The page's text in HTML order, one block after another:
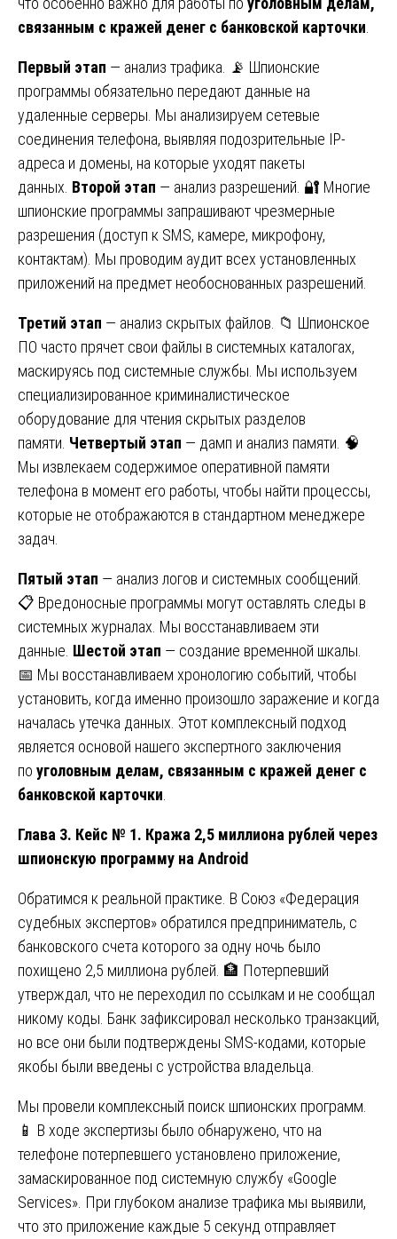
связанным с кражей денег с банковской карточки
Первый этап — анализ трафика. 📡 Шпионские
программы обязательно передают данные на
удаленные серверы. Мы анализируем сетевые
соединения телефона, выявляя подозрительные IP-
адреса и домены, на которые уходят пакеты
данных. Второй этап — анализ разрешений. 🔐 Многие
шпионские программы запрашивают чрезмерные
разрешения (доступ к SMS, камере, микрофону,
контактам). Мы проводим аудит всех установленных
приложений на предмет необоснованных разрешений.
Третий этап — анализ скрытых файлов. 📁 Шпионское
ПО часто прячет свои файлы в системных каталогах,
маскируясь под системные службы. Мы используем
специализированное криминалистическое
оборудование для чтения скрытых разделов
памяти. Четвертый этап — дамп и анализ памяти. 🧠
Мы извлекаем содержимое оперативной памяти
телефона в момент его работы, чтобы найти процессы,
которые не отображаются в стандартном менеджере
задач.
Пятый этап — анализ логов и системных сообщений.
📋 Вредоносные программы могут оставлять следы в
системных журналах. Мы восстанавливаем эти
данные. Шестой этап — создание временной шкалы.
📅 Мы восстанавливаем хронологию событий, чтобы
установить, когда именно произошло заражение и когда
началась утечка данных. Этот комплексный подход
является основой нашего экспертного заключения
по уголовным делам, связанным с кражей денег с
банковской карточки
Глава 3. Кейс № 1. Кража 2,5 миллиона рублей через
шпионскую программу на Android
Обратимся к реальной практике. В Союз «Федерация
судебных экспертов» обратился предприниматель, с
банковского счета которого за одну ночь было
похищено 2,5 миллиона рублей. 🏦 Потерпевший
утверждал, что не переходил по ссылкам и не сообщал
никому коды. Банк зафиксировал несколько транзакций,
но все они были подтверждены SMS-кодами, которые
якобы были введены с устройства владельца.
Мы провели комплексный поиск шпионских программ.
📱 В ходе экспертизы было обнаружено, что на
телефоне потерпевшего установлено приложение,
замаскированное под системную службу «Google
Services». При глубоком анализе трафика мы выявили,
что это приложение каждые 5 секунд отправляет